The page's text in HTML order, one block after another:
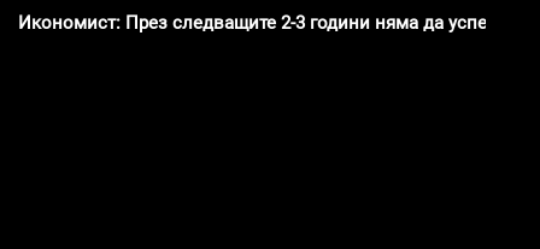
Икономист: През следващите 2-3 години няма да успеем да